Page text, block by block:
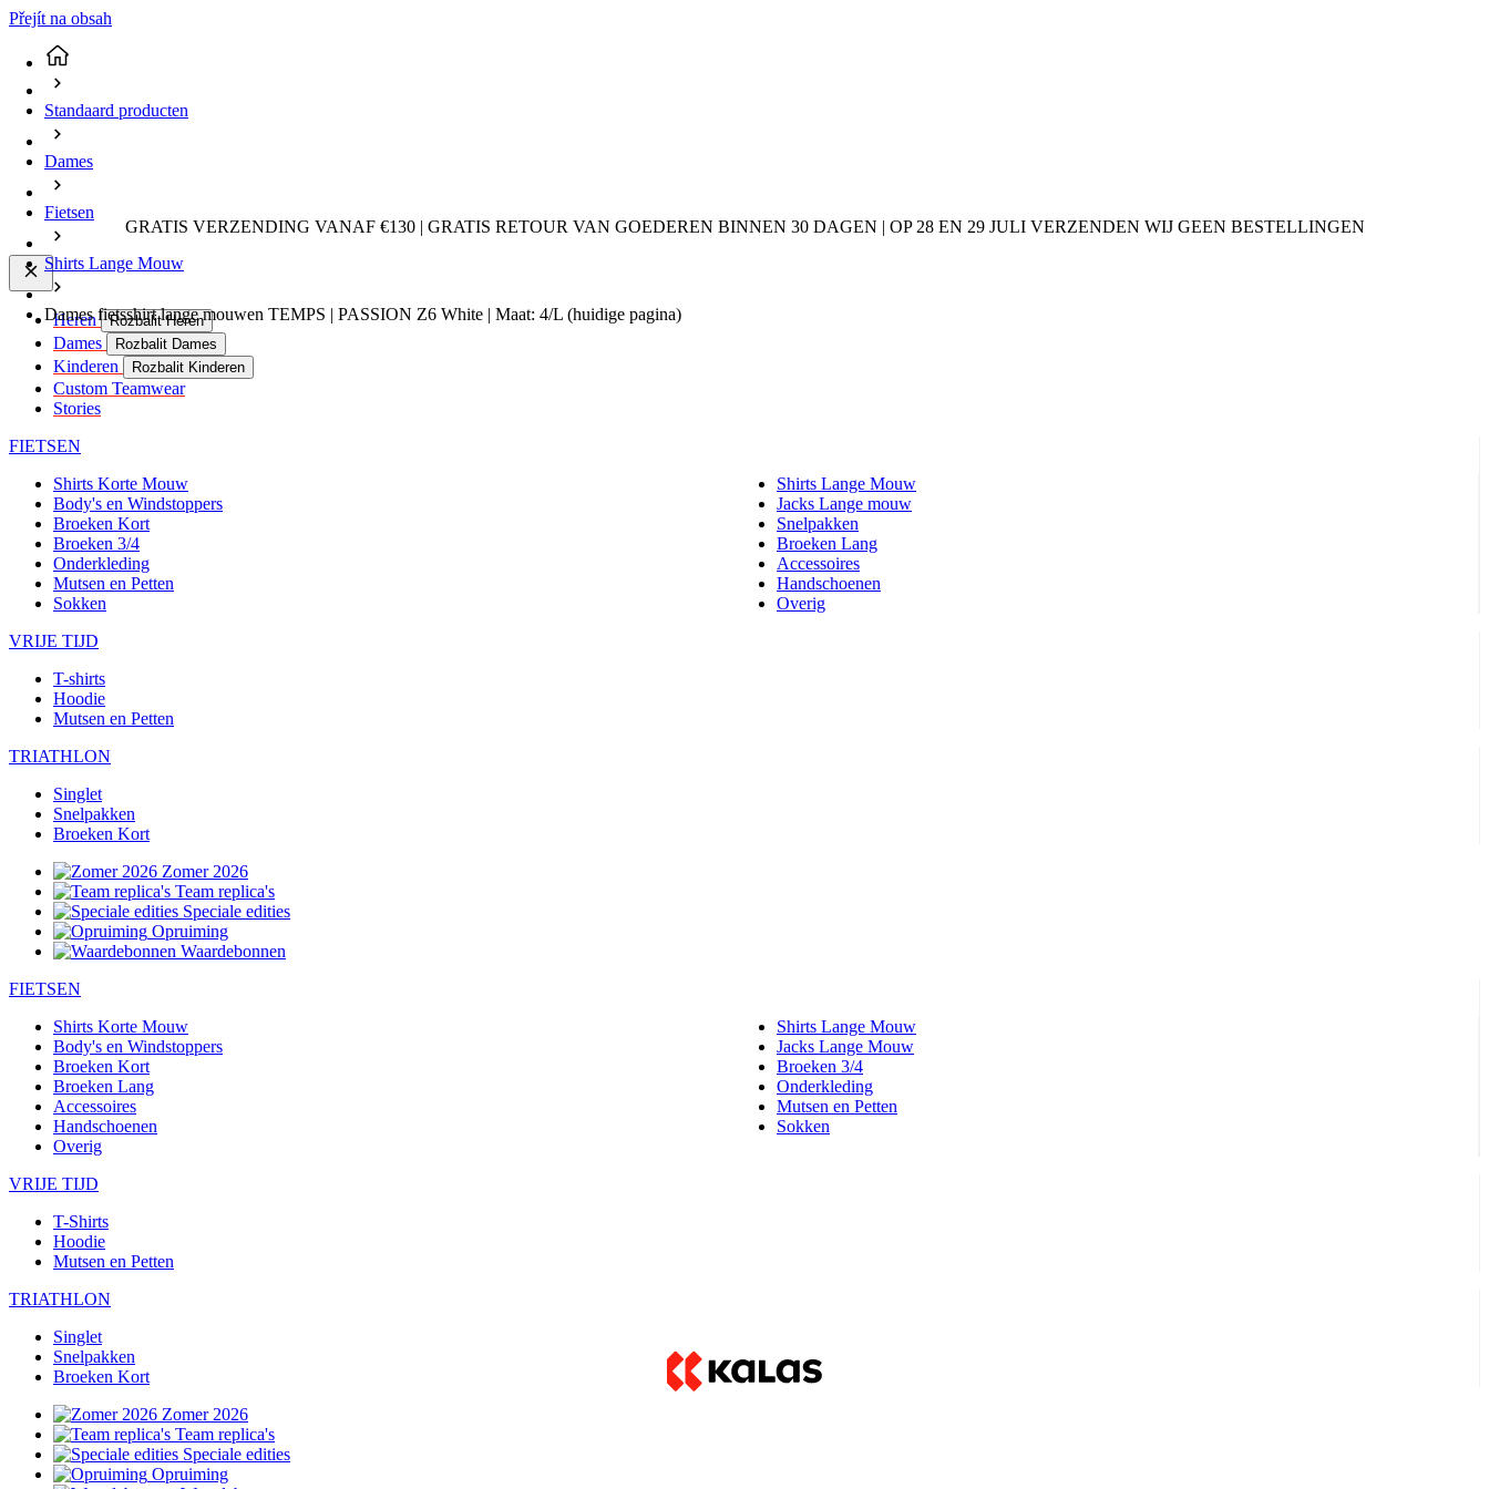
Přejít na obsah
GRATIS VERZENDING VANAF €130 | GRATIS RETOUR VAN GOEDEREN BINNEN 30 DAGEN | OP 28 EN 29 JULI VERZENDEN WIJ GEEN BESTELLINGEN
Heren Rozbalit Heren
Dames Rozbalit Dames
Kinderen Rozbalit Kinderen
Custom Teamwear
Stories
FIETSEN
Shirts Korte Mouw
Shirts Lange Mouw
Body's en Windstoppers
Jacks Lange mouw
Broeken Kort
Snelpakken
Broeken 3/4
Broeken Lang
Onderkleding
Accessoires
Mutsen en Petten
Handschoenen
Sokken
Overig
VRIJE TIJD
T-shirts
Hoodie
Mutsen en Petten
TRIATHLON
Singlet
Snelpakken
Broeken Kort
Zomer 2026
Team replica's
Speciale edities
Opruiming
Waardebonnen
FIETSEN
Shirts Korte Mouw
Shirts Lange Mouw
Body's en Windstoppers
Jacks Lange Mouw
Broeken Kort
Broeken 3/4
Broeken Lang
Onderkleding
Accessoires
Mutsen en Petten
Handschoenen
Sokken
Overig
VRIJE TIJD
T-Shirts
Hoodie
Mutsen en Petten
TRIATHLON
Singlet
Snelpakken
Broeken Kort
Zomer 2026
Team replica's
Speciale edities
Opruiming
Standaard producten
Dames
Fietsen
Shirts Lange Mouw
Dames fietsshirt lange mouwen TEMPS | PASSION Z6 White | Maat: 4/L (huidige pagina)